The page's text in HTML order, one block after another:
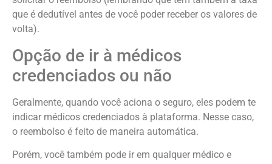
que é dedutível antes de você poder receber os valores de
volta).
Opção de ir à médicos
credenciados ou não
Geralmente, quando você aciona o seguro, eles podem te
indicar médicos credenciados à plataforma. Nesse caso,
o reembolso é feito de maneira automática.
Porém, você também pode ir em qualquer médico e